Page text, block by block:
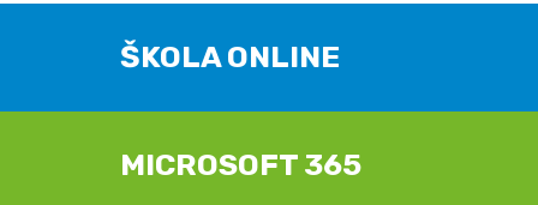
ŠKOLA ONLINE
MICROSOFT 365